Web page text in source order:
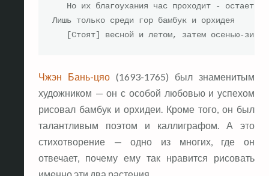
Но их благоухания час проходит - остается
Лишь только среди гор бамбук и орхидея
   [Стоят] весной и летом, затем осенью-зимою
Чжэн Бань-цяо (1693-1765) был знаменитым
художником — он с особой любовью и успехом
рисовал бамбук и орхидеи. Кроме того, он был
талантливым поэтом и каллиграфом. А это
стихотворение — одно из многих, где он
отвечает, почему ему так нравится рисовать